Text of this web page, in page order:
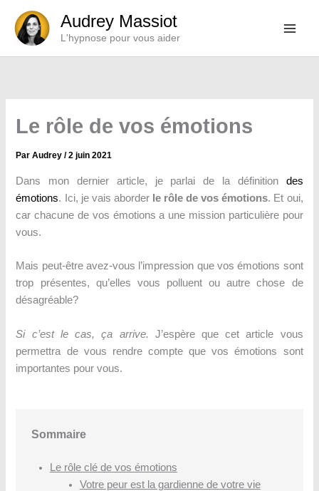
contenu
Audrey Massiot
L'hypnose pour vous aider
Le rôle de vos émotions
ParAudrey/2 juin 2021
Dans mon dernier article, je parlai de la définition des
émotions. Ici, je vais aborderle rôle de vos émotions. Et oui,
car chacune de vos émotions a une mission particulière pour
vous.
Mais peut-être avez-vous l’impression que vos émotions sont
trop présentes, qu’elles vous polluent ou autre chose de
désagréable?
Si c’est le cas, ça arrive. J’espère que cet article vous
permettra de vous rendre compte que vos émotions sont
importantes pour vous.
Sommaire
Le rôle clé de vos émotions
Votre peur est la gardienne de votre vie